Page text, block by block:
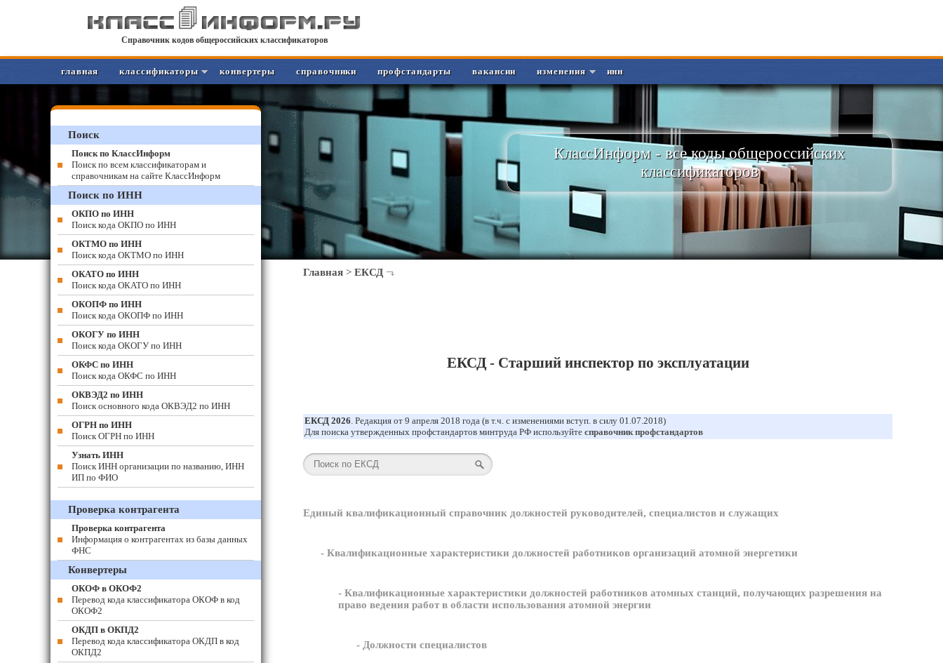
Справочник кодов общероссийских классификаторов
главная классификаторы конвертеры справочники профстандарты вакансии изменения инн
КлассИнформ - все коды общероссийских
классификаторов
Главная > ЕКСД
ЕКСД - Старший инспектор по эксплуатации
ЕКСД 2026. Редакция от 9 апреля 2018 года (в т.ч. с изменениями вступ. в силу 01.07.2018)
Для поиска утвержденных профстандартов минтруда РФ используйте справочник профстандартов
Единый квалификационный справочник должностей руководителей, специалистов и служащих
- Квалификационные характеристики должностей работников организаций атомной энергетики
- Квалификационные характеристики должностей работников атомных станций, получающих разрешения на
право ведения работ в области использования атомной энергии
- Должности специалистов
Поиск
Поиск по КлассИнформ
Поиск по всем классификаторам и
справочникам на сайте КлассИнформ
Поиск по ИНН
ОКПО по ИНН
Поиск кода ОКПО по ИНН
ОКТМО по ИНН
Поиск кода ОКТМО по ИНН
ОКАТО по ИНН
Поиск кода ОКАТО по ИНН
ОКОПФ по ИНН
Поиск кода ОКОПФ по ИНН
ОКОГУ по ИНН
Поиск кода ОКОГУ по ИНН
ОКФС по ИНН
Поиск кода ОКФС по ИНН
ОКВЭД2 по ИНН
Поиск основного кода ОКВЭД2 по ИНН
ОГРН по ИНН
Поиск ОГРН по ИНН
Узнать ИНН
Поиск ИНН организации по названию, ИНН
ИП по ФИО
Проверка контрагента
Проверка контрагента
Информация о контрагентах из базы данных
ФНС
Конвертеры
ОКОФ в ОКОФ2
Перевод кода классификатора ОКОФ в код
ОКОФ2
ОКДП в ОКПД2
Перевод кода классификатора ОКДП в код
ОКПД2